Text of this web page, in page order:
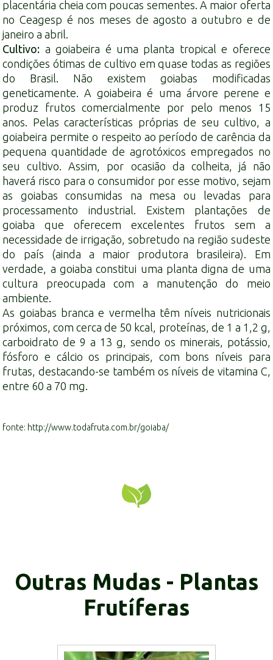
placentária cheia com poucas sementes. A maior oferta
no Ceagesp é nos meses de agosto a outubro e de
janeiro a abril.
Cultivo: a goiabeira é uma planta tropical e oferece
condições ótimas de cultivo em quase todas as regiões
do Brasil. Não existem goiabas modificadas
geneticamente. A goiabeira é uma árvore perene e
produz frutos comercialmente por pelo menos 15
anos. Pelas características próprias de seu cultivo, a
goiabeira permite o respeito ao período de carência da
pequena quantidade de agrotóxicos empregados no
seu cultivo. Assim, por ocasião da colheita, já não
haverá risco para o consumidor por esse motivo, sejam
as goiabas consumidas na mesa ou levadas para
processamento industrial. Existem plantações de
goiaba que oferecem excelentes frutos sem a
necessidade de irrigação, sobretudo na região sudeste
do país (ainda a maior produtora brasileira). Em
verdade, a goiaba constitui uma planta digna de uma
cultura preocupada com a manutenção do meio
ambiente.
As goiabas branca e vermelha têm níveis nutricionais
próximos, com cerca de 50 kcal, proteínas, de 1 a 1,2 g,
carboidrato de 9 a 13 g, sendo os minerais, potássio,
fósforo e cálcio os principais, com bons níveis para
frutas, destacando-se também os níveis de vitamina C,
entre 60 a 70 mg.
fonte: http://www.todafruta.com.br/goiaba/
Outras Mudas - Plantas
Frutíferas